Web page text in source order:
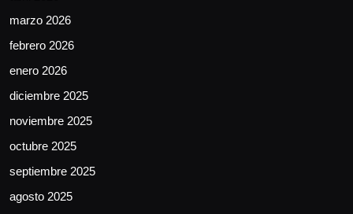
marzo 2026
febrero 2026
enero 2026
diciembre 2025
noviembre 2025
octubre 2025
septiembre 2025
agosto 2025